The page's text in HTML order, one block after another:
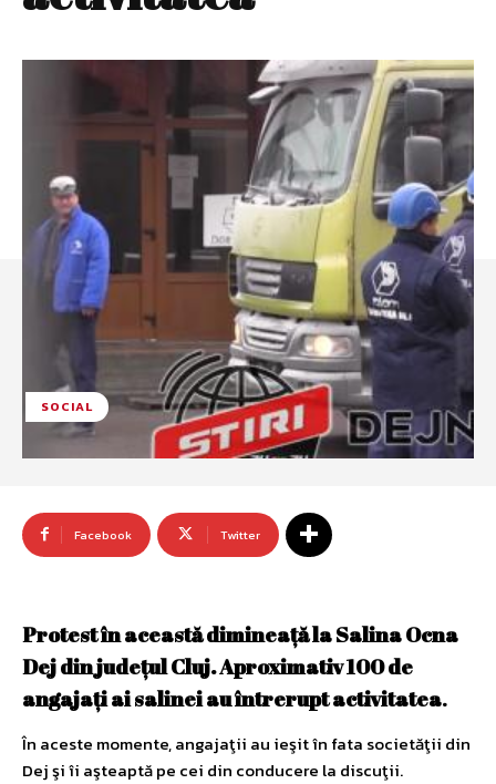
SOCIAL
Facebook Twitter
Protest în această dimineaţă la Salina Ocna
Dej din judeţul Cluj. Aproximativ 100 de
angajaţi ai salinei au întrerupt activitatea.
În aceste momente, angajaţii au ieşit în fata societăţii din
Dej şi îi aşteaptă pe cei din conducere la discuţii.